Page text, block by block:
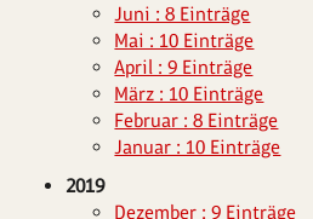
Juni : 8 Einträge
Mai : 10 Einträge
April : 9 Einträge
März : 10 Einträge
Februar : 8 Einträge
Januar : 10 Einträge
2019
Dezember : 9 Einträge